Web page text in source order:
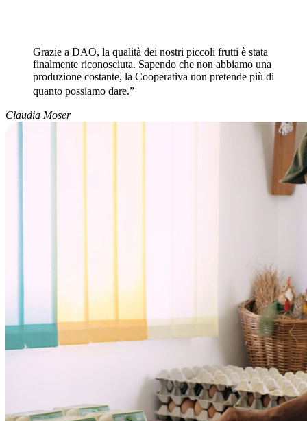
Grazie a DAO, la qualità dei nostri piccoli frutti è stata
finalmente riconosciuta. Sapendo che non abbiamo una
produzione costante, la Cooperativa non pretende più di
quanto possiamo dare.”
Claudia Moser